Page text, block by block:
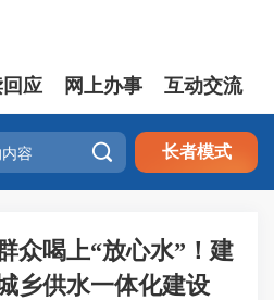
应 网上办事 互动交流
 长者模式
众喝上“放心水”！建
乡供水一体化建设